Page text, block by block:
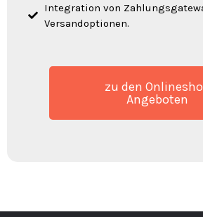
Integration von
Versandoptionen.
zu den
Angeboten